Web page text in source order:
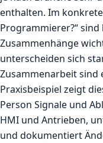
enthalten. Im
Programmierer?“
Zusammenhänge
unterscheiden sich
Zusammenarbeit sind
Praxisbeispiel zeigt
Person Signale und
HMI und Antrieben,
und dokumentiert